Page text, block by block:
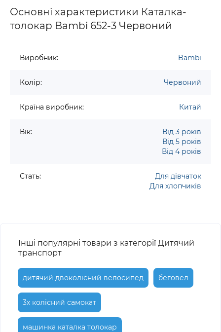
Основні характеристики Каталка-
толокар Bambi 652-3 Червоний
Виробник: Bambi
Колір: Червоний
Країна виробник: Китай
Вік:
Від 3 років
Від 5 років
Від 4 років
Стать:
Для дівчаток
Для хлопчиків
Інші популярні товари з категорії Дитячий
транспорт
дитячий двоколісний велосипед беговел
3х колісний самокат
машинка каталка толокар